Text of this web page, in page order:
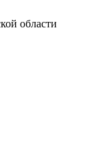
области